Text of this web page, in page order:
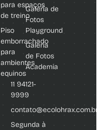
para espaços
de treino
Piso
emborrachado
para
ambientes
equinos
Galeria de
Fotos
Playground
Galeria
de Fotos
Academia
11 94121-
9999
contato@ecolohrax.com.br
Segunda à